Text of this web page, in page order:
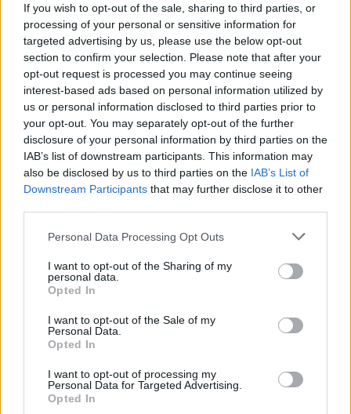
If you wish to opt-out of the sale, sharing to third parties, or
processing of your personal or sensitive information for
targeted advertising by us, please use the below opt-out
section to confirm your selection. Please note that after your
opt-out request is processed you may continue seeing
interest-based ads based on personal information utilized by
us or personal information disclosed to third parties prior to
your opt-out. You may separately opt-out of the further
disclosure of your personal information by third parties on the
IAB’s list of downstream participants. This information may
also be disclosed by us to third parties on the IAB’s List of
Downstream Participants that may further disclose it to other
Please note that this website/app uses one or more Google
not limited to your visit or usage behaviour. You may click to
grant or deny consent to Google and its third-party tags to
use your data for below specified purposes in below Google
consent section.
Personal Data Processing Opt Outs
I want to opt-out of the Sharing of my
personal data.
Opted In
I want to opt-out of the Sale of my
Personal Data.
Opted In
I want to opt-out of processing my
Personal Data for Targeted Advertising.
Opted In
βιοηλεκτρισμός ή βιοχημικές ενδείξεις - έχουν την
ικανότητα να μεταμορφώνονται σε πολυκύτταρους
οργανισμούς με νέες λειτουργίες μετά το θάνατο
Η ομάδα πραγματοποίησε μια ανασκόπηση
πρόσφατων μελετών που διερεύνησαν την
αξιοσημείωτη ικανότητα των κυττάρων να υπάρχουν
σε νέες μορφές μετά το θάνατο ενός οργανισμού.
Το 2021, ερευνητές στις ΗΠΑ διαπίστωσαν ότι
εργαστήριο, αναδιοργανώνοντας αυθόρμητα σε
πολυκύτταρους οργανισμούς που ονομάζονται
"ξενορομπότ" (xenobots
βιολογικού τους ρόλου - χρησιμοποιώντας τις
βλεφαρίδες τους - μικρές δομές που μοιάζουν με
τρίχες - για να κινούνται στο περιβάλλον.
Άλλοι επιστήμονες διαπίστωσαν επίσης ότι τα